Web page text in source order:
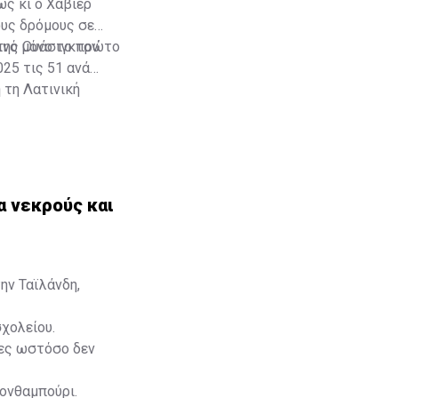
κι ο Χαβιέρ
δρόμους σε
Ουάσιγκτον.
μόνο το πρώτο
τις 51 ανά
Λατινική
νεκρούς και
Ταϊλάνδη,
ωστόσο δεν